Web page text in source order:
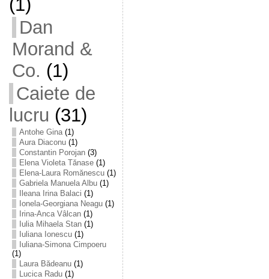
(1)
Dan
Morand &
Co. (1)
Caiete de
lucru (31)
Antohe Gina(1)
Aura Diaconu(1)
Constantin Porojan(3)
Elena Violeta Tănase(1)
Elena-Laura Romănescu(1)
Gabriela Manuela Albu(1)
Ileana Irina Balaci (1)
Ionela-Georgiana Neagu(1)
Irina-Anca Vâlcan(1)
Iulia Mihaela Stan(1)
Iuliana Ionescu(1)
Iuliana-Simona Cimpoeru
(1)
Laura Bădeanu(1)
Lucica Radu(1)